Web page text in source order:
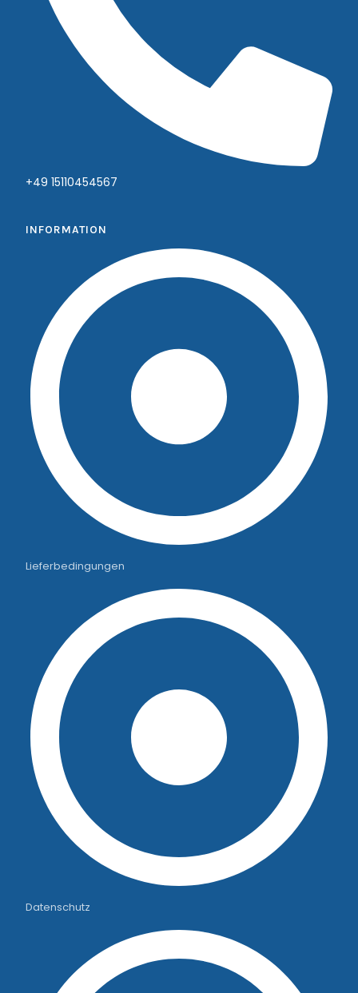
+49 15110454567
INFORMATION
Lieferbedingungen
Datenschutz